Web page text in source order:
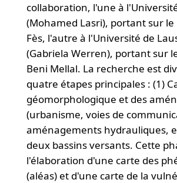
collaboration, l'une à
(Mohamed Lasri), portant sur le
Fès, l'autre à l'Université de
(Gabriela Werren), portant sur
Beni Mellal. La recherche est
quatre étapes principales : (1)
géomorphologique et des
(urbanisme, voies de
aménagements hydrauliques,
deux bassins versants. Cette
l'élaboration d'une carte des
(aléas) et d'une carte de la